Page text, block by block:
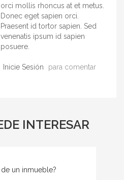
orci mollis rhoncus at et metus.
Donec eget sapien orci.
Praesent id tortor sapien. Sed
venenatis ipsum id sapien
posuere.
Inicie Sesión para comentar
INTERESAR
un inmueble?